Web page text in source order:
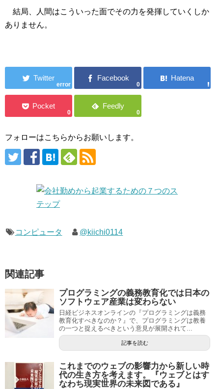
結局、人間はこういった面でその力を発揮していくしか
ありません。
error 0
0 0
フォローはこちらからお願いします。
コンピュータ @kiichi0114
関連記事
プログラミングの義務教育化では日本の
ソフトウェア産業は変わらない
日経ビジネスオンラインの『プログラミングは義務
教育化すべきなのか？』で、プログラミングは教養
の一つと捉えるべきという意見が展開されて...
記事を読む
これまでのウェブの影響力から新しい時
代の生き方を考えます。『ウェブとはす
なわち現実世界の未来図である』